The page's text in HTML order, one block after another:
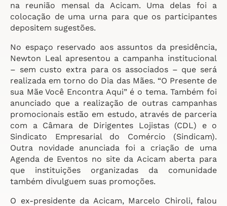
na reunião mensal da Acicam. Uma delas foi a
colocação de uma urna para que os participantes
depositem sugestões.
No espaço reservado aos assuntos da presidência,
Newton Leal apresentou a campanha institucional
– sem custo extra para os associados – que será
realizada em torno do Dia das Mães. “O Presente de
sua Mãe Você Encontra Aqui” é o tema. Também foi
anunciado que a realização de outras campanhas
promocionais estão em estudo, através de parceria
com a Câmara de Dirigentes Lojistas (CDL) e o
Sindicato Empresarial do Comércio (Sindicam).
Outra novidade anunciada foi a criação de uma
Agenda de Eventos no site da Acicam aberta para
que instituições organizadas da comunidade
também divulguem suas promoções.
O ex-presidente da Acicam, Marcelo Chiroli, falou